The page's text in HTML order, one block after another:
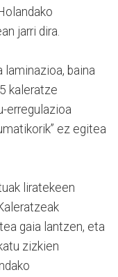
jarri dira.
laminazioa, baina
kaleratze
erregulazioa
ez egitea
liratekeen
gaia lantzen, eta
zizkien